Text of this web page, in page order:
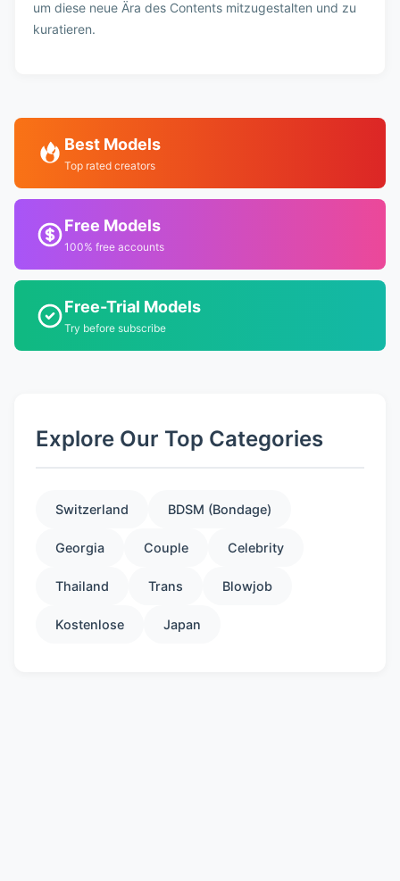
um diese neue Ära des Contents mitzugestalten und zu
kuratieren.
Best Models
Top rated creators
Free Models
100% free accounts
Free-Trial Models
Try before subscribe
Explore Our Top Categories
Switzerland BDSM (Bondage)
Georgia Couple Celebrity
Thailand Trans Blowjob
Kostenlose Japan